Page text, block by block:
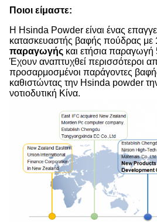
Ποιοι είμαστε:
Η Hsinda Powder είναι ένας
κατασκευαστής βαφής πούδρας με
παραγωγής και ετήσια
Έχουν αναπτυχθεί περισσότεροι
προσαρμοσμένοι παράγοντες
καθιστώντας την Hsinda powder
νοτιοδυτική Κίνα.